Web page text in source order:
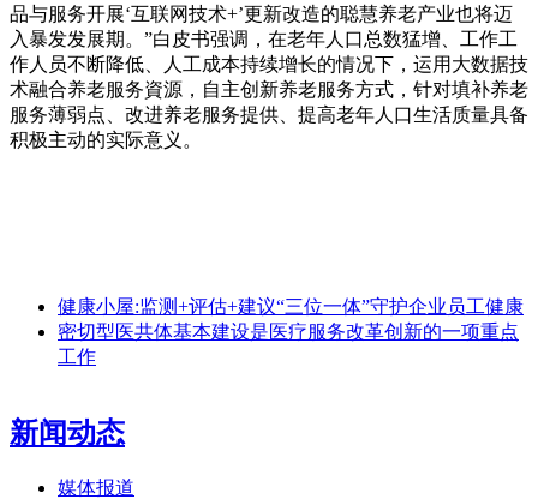
品与服务开展‘互联网技术+’更新改造的聪慧养老产业也将迈
入暴发发展期。”白皮书强调，在老年人口总数猛增、工作工
作人员不断降低、人工成本持续增长的情况下，运用大数据技
术融合养老服务資源，自主创新养老服务方式，针对填补养老
服务薄弱点、改进养老服务提供、提高老年人口生活质量具备
积极主动的实际意义。
健康小屋:监测+评估+建议“三位一体”守护企业员工健康
密切型医共体基本建设是医疗服务改革创新的一项重点
工作
新闻动态
媒体报道